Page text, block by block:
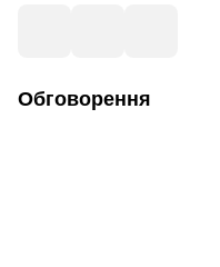
Обговорення